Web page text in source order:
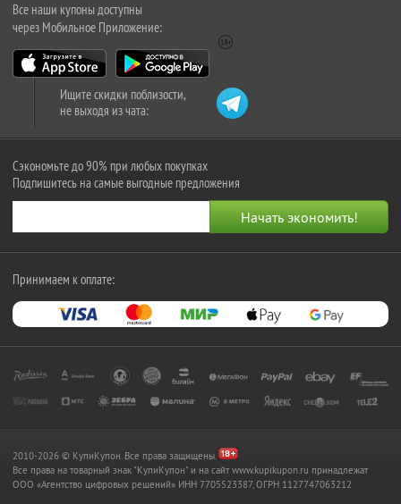
Все наши купоны доступны
через Мобильное Приложение:
Ищите скидки поблизости,
не выходя из чата:
Сэкономьте до 90% при любых покупках
Подпишитесь на самые выгодные предложения
Принимаем к оплате:
2010-2026 © КупиКупон. Все права защищены.
Все права на товарный знак "КупиКупон" и на сайт www.kupikupon.ru принадлежат
OOO «Агентство цифровых решений» ИНН 7705523387, ОГРН 1127747063212